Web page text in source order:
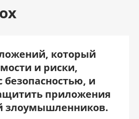
который
и риски,
безопасностью, и
приложения
злоумышленников.